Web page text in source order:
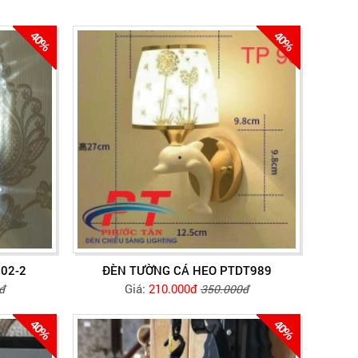
40%
2
40%
ĐÈN TƯỜNG CÁ HEO PTDT989
Giá: 210.000đ 350.000đ
40% 40%